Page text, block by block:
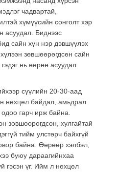
чадвартай,
хүмүүсийн сонголт хэр
асуудал. Биднээс
сайн хүн нэр дэвшүүлэх
зөвшөөрөгдсөн сайн
нь өөрөө асуудал
сүүлийн 20-30-аад
нөхцөл байдал, амьдрал
гарч ирж байна.
зөвшөөрөгдсөн, хулгайтай
тийм улстөрч байхгүй
байна. Өөрөөр хэлбэл,
буюу дараагийнхаа
гэсэн үг. Ийм л нөхцөл